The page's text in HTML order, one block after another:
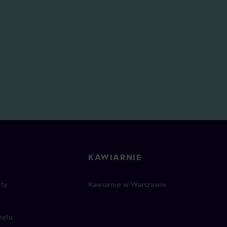
KAWIARNIE
Kawiarnie w Warszawie